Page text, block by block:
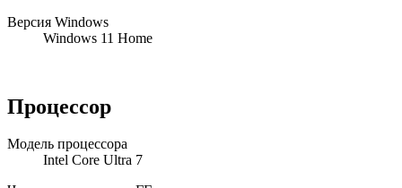
Версия Windows
Windows 11 Home
Процессор
Модель процессора
Intel Core Ultra 7